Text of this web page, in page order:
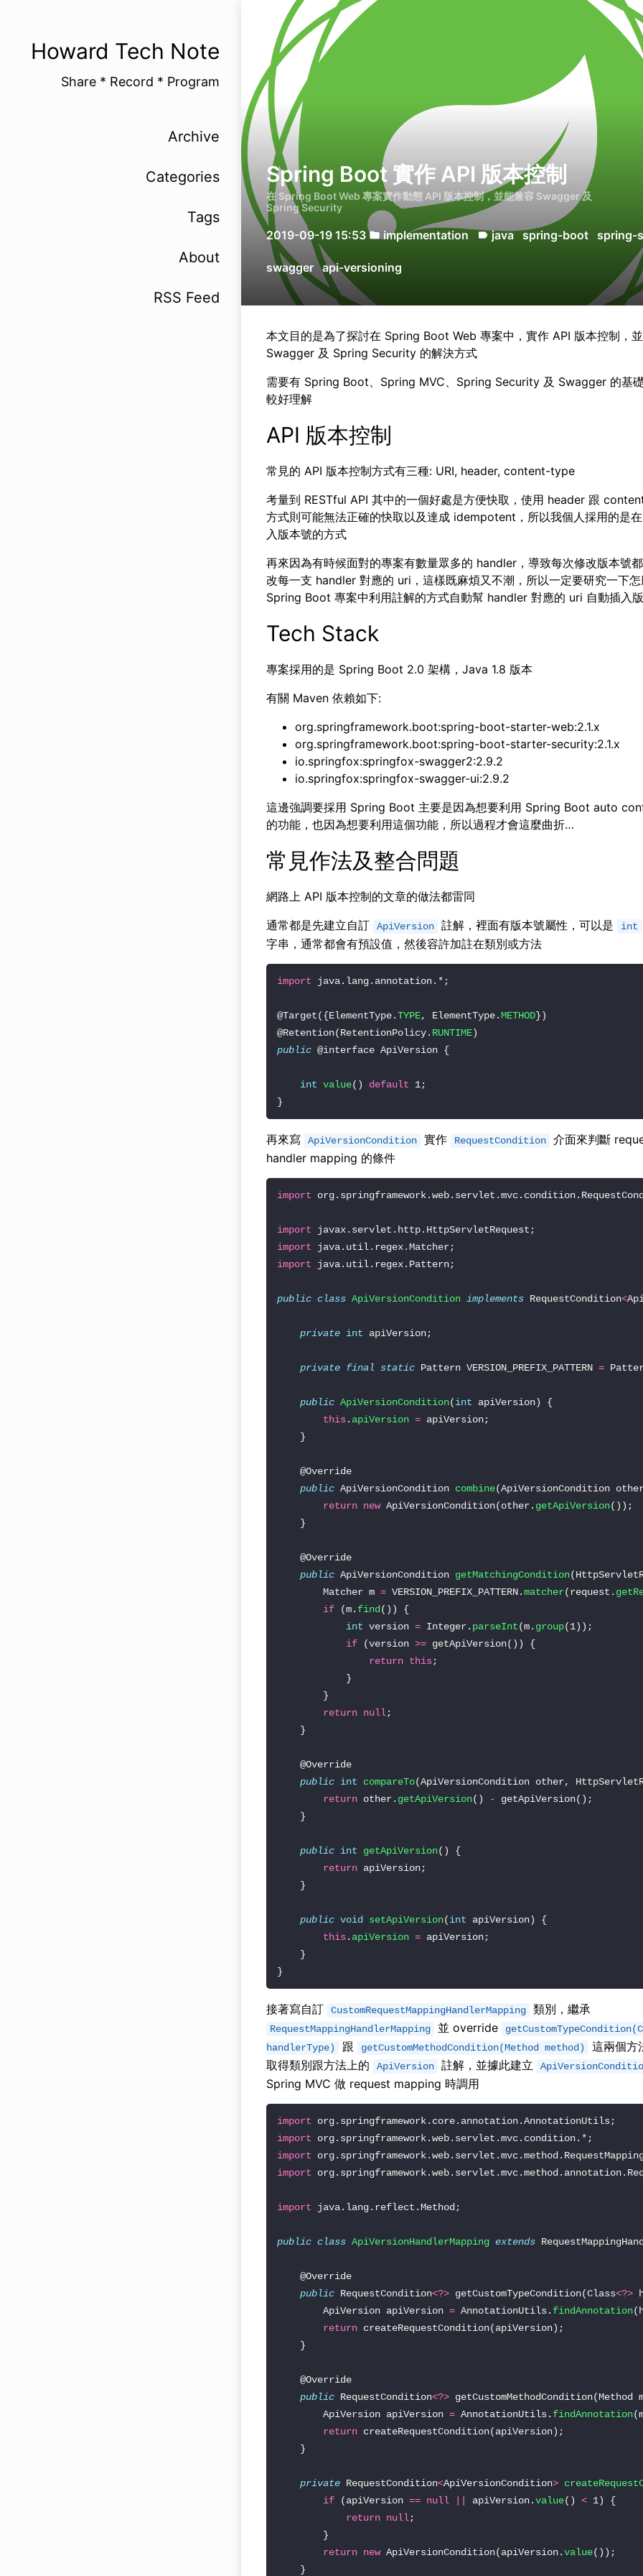
Spring Boot 實作 API 版本控制
在 Spring Boot Web 專案實作動態 API 版本控制，並能兼容 Swagger 及
Spring Security
2019-09-19 15:53folder implementation label java spring-boot spring-
swagger api-versioning
本文目的是為了探討在 Spring Boot Web 專案中，實作 API 版本控制，
Swagger 及 Spring Security 的解決方式
需要有 Spring Boot、Spring MVC、Spring Security 及 Swagger 的基
較好理解
API 版本控制
常見的 API 版本控制方式有三種: URI, header, content-type
考量到 RESTful API 其中的一個好處是方便快取，使用 header 跟
方式則可能無法正確的快取以及達成 idempotent，所以我個人採用的是
入版本號的方式
再來因為有時候面對的專案有數量眾多的 handler，導致每次修改版本號
改每一支 handler 對應的 uri，這樣既麻煩又不潮，所以一定要研究一下
Spring Boot 專案中利用註解的方式自動幫 handler 對應的 uri 自動插入
Tech Stack
專案採用的是 Spring Boot 2.0 架構，Java 1.8 版本
有關 Maven 依賴如下:
org.springframework.boot:spring-boot-starter-web:2.1.x
org.springframework.boot:spring-boot-starter-security:2.1.x
io.springfox:springfox-swagger2:2.9.2
io.springfox:springfox-swagger-ui:2.9.2
這邊強調要採用 Spring Boot 主要是因為想要利用 Spring Boot auto
的功能，也因為想要利用這個功能，所以過程才會這麼曲折…
常見作法及整合問題
網路上 API 版本控制的文章的做法都雷同
通常都是先建立自訂
ApiVersion 註解，裡面有版本號屬性，可以是 int
字串，通常都會有預設值，然後容許加註在類別或方法
import
@Target({ElementType.TYPE, ElementType.METHOD
@Retention(RetentionPolicy. RUNTIME
public
int value() default
再來寫 ApiVersionCondition 實作 RequestCondition
介面來判斷
handler mapping 的條件
import
import
import
import
public class ApiVersionCondition implements RequestCondition<
private int
private final static Pattern VERSION_PREFIX_PATTERN =
public ApiVersionCondition(int
this. apiVersion =
public ApiVersionCondition combine
return new ApiVersionCondition(other. getApiVersion
public ApiVersionCondition getMatchingCondition
        Matcher m
= VERSION_PREFIX_PATTERN.matcher(request.
if (m. find
int version = Integer. parseInt(m. group
if (version >=
return this
return null
public int
compareTo
return other. getApiVersion() -
public int getApiVersion
return
public void setApiVersion(int
this. apiVersion =
接著寫自訂 CustomRequestMappingHandlerMapping 類別，繼承
RequestMappingHandlerMapping 並 override
handlerType)
跟 getCustomMethodCondition(Method method)
這兩個方
取得類別跟方法上的
ApiVersion 註解，並據此建立
Spring MVC 做 request mapping 時調用
import
import
import
import
import
public class ApiVersionHandlerMapping extends
public RequestCondition<?> getCustomTypeCondition(Class<?>
        ApiVersion apiVersion
= AnnotationUtils. findAnnotation
return
public RequestCondition<?>
        ApiVersion apiVersion
= AnnotationUtils. findAnnotation
return
private RequestCondition<ApiVersionCondition>
if (apiVersion == null apiVersion.value() <
return null
return new ApiVersionCondition(apiVersion.value
Howard Tech Note
Share * Record * Program
Archive
Categories
Tags
About
RSS Feed